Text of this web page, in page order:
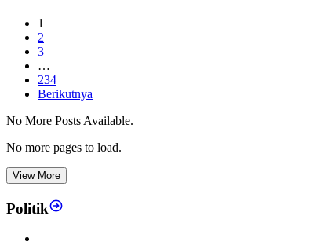
1
2
3
…
234
Berikutnya
No More Posts Available.
No more pages to load.
View More
Politik